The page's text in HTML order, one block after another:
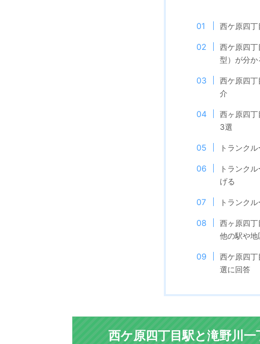
西ケ原四丁
西ケ原四
型）が分
西ケ原四
介
西ヶ原四
3選
トランク
トランク
げる
トランク
西ヶ原四
他の駅や地
西ケ原四
選に回答
西ケ原四丁目駅と滝野川